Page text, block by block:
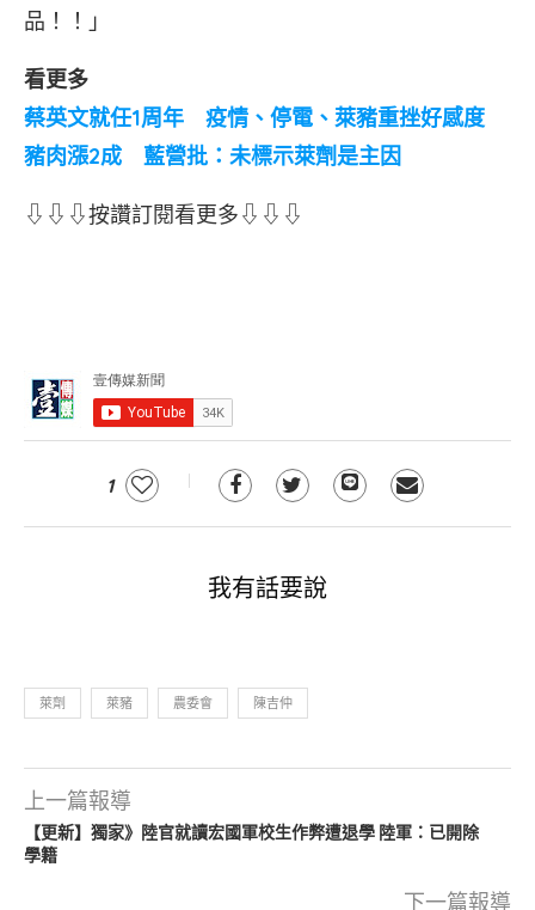
品！！」
看更多
蔡英文就任1周年 疫情、停電、萊豬重挫好感度
豬肉漲2成 藍營批：未標示萊劑是主因
⇩⇩⇩按讚訂閱看更多⇩⇩⇩
1
我有話要說
萊劑 萊豬 農委會 陳吉仲
上一篇報導
【更新】獨家》陸官就讀宏國軍校生作弊遭退學 陸軍：已開除
學籍
下一篇報導